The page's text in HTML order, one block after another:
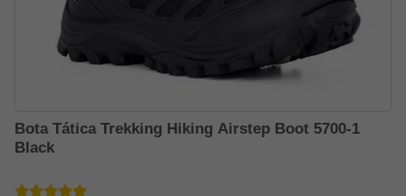
Bota Tática Trekking Hiking Airstep Boot 5700-1
Black